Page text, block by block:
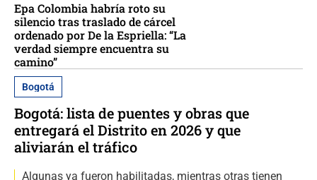
Epa Colombia habría roto su
silencio tras traslado de cárcel
ordenado por De la Espriella: “La
verdad siempre encuentra su
camino”
Bogotá
Bogotá: lista de puentes y obras que
entregará el Distrito en 2026 y que
aliviarán el tráfico
Algunas ya fueron habilitadas, mientras otras tienen